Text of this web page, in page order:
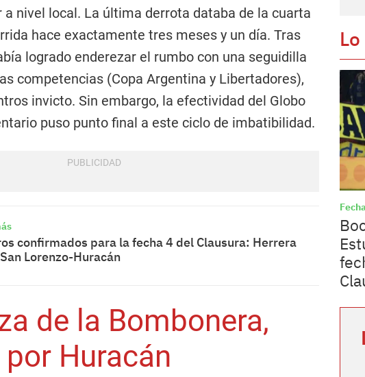
a nivel local. La última derrota databa de la cuarta
hace exactamente tres meses y un día. Tras
logrado enderezar el rumbo con una seguidilla
competencias (Copa Argentina y Libertadores),
invicto. Sin embargo, la efectividad del Globo
puso punto final a este ciclo de imbatibilidad.
confirmados para la fecha 4 del Clausura: Herrera
Lorenzo-Huracán
de la Bombonera,
Huracán